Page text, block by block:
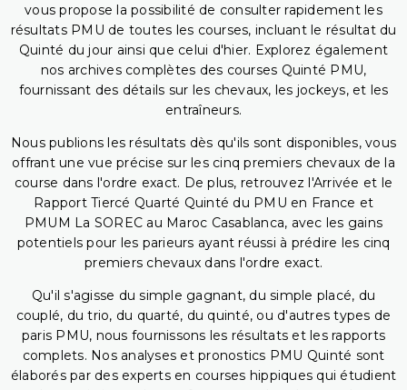
vous propose la possibilité de consulter rapidement les
résultats PMU de toutes les courses, incluant le résultat du
Quinté du jour ainsi que celui d'hier. Explorez également
nos archives complètes des courses Quinté PMU,
fournissant des détails sur les chevaux, les jockeys, et les
entraîneurs.
Nous publions les résultats dès qu'ils sont disponibles, vous
offrant une vue précise sur les cinq premiers chevaux de la
course dans l'ordre exact. De plus, retrouvez l'Arrivée et le
Rapport Tiercé Quarté Quinté du PMU en France et
PMUM La SOREC au Maroc Casablanca, avec les gains
potentiels pour les parieurs ayant réussi à prédire les cinq
premiers chevaux dans l'ordre exact.
Qu'il s'agisse du simple gagnant, du simple placé, du
couplé, du trio, du quarté, du quinté, ou d'autres types de
paris PMU, nous fournissons les résultats et les rapports
complets. Nos analyses et pronostics PMU Quinté sont
élaborés par des experts en courses hippiques qui étudient